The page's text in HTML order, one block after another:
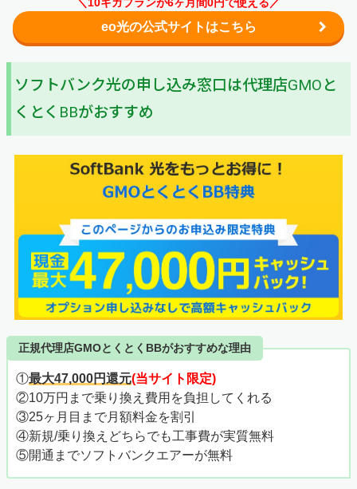
eo光の公式サイトはこちら
ソフトバンク光の申し込み窓口は代理店GMOと
くとくBBがおすすめ
正規代理店GMOとくとくBBがおすすめな理由
①最大47,000円還元(当サイト限定)
②10万円まで乗り換え費用を負担してくれる
③25ヶ月目まで月額料金を割引
④新規/乗り換えどちらでも工事費が実質無料
⑤開通までソフトバンクエアーが無料